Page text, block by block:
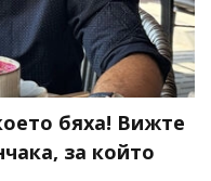
бяха! Вижте
за който